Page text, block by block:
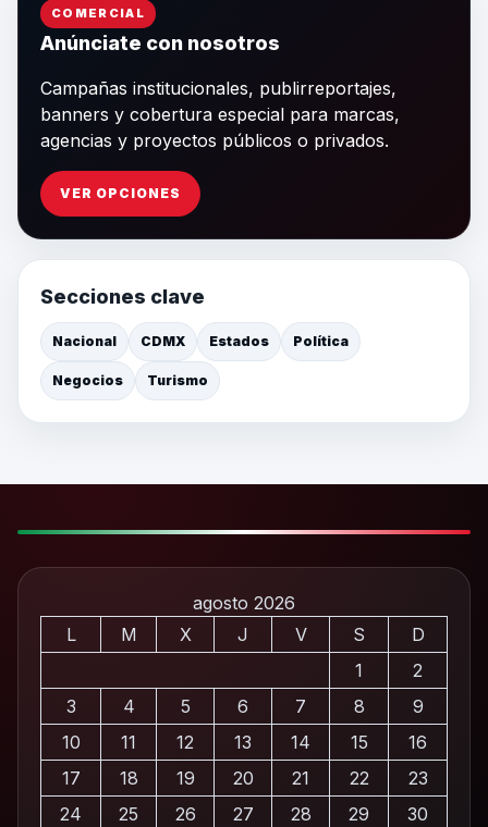
COMERCIAL
Anúnciate con nosotros
Campañas institucionales, publirreportajes,
banners y cobertura especial para marcas,
agencias y proyectos públicos o privados.
VER OPCIONES
Secciones clave
Nacional CDMX Estados Política
Negocios Turismo
agosto 2026
L
M X J V S
D
1
2
3
4 5 6 7 8
9
10
11 12 13 14 15
16
17
18 19 20 21 22
23
24
25 26 27 28 29
30